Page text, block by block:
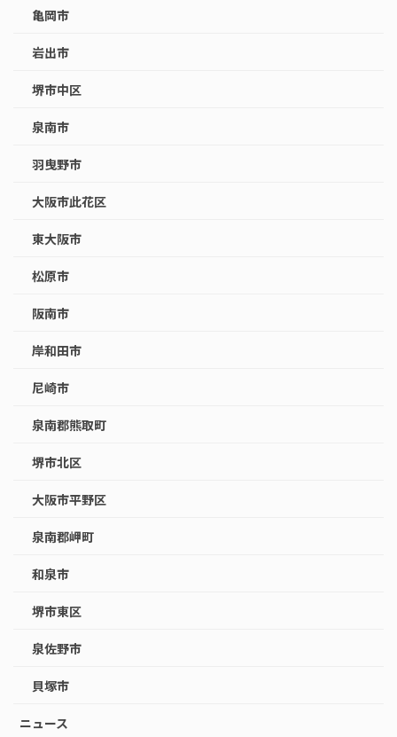
亀岡市
岩出市
堺市中区
泉南市
羽曳野市
大阪市此花区
東大阪市
松原市
阪南市
岸和田市
尼崎市
泉南郡熊取町
堺市北区
大阪市平野区
泉南郡岬町
和泉市
堺市東区
泉佐野市
貝塚市
ニュース